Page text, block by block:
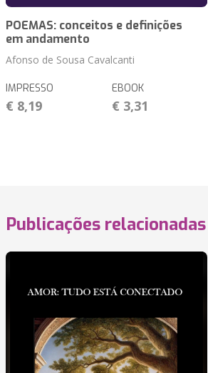
POEMAS: conceitos e definições
em andamento
Afonso de Sousa Cavalcanti
IMPRESSO
€ 8,19
EBOOK
€ 3,31
Publicações relacionadas